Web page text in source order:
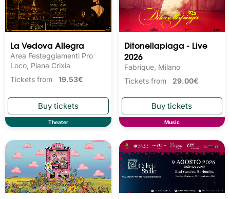
La Vedova Allegra
Area Festeggiamenti Pro
Loco, Piana Crixia
Tickets from 19.53€
Theater
Ditonellapiaga - Live
2026
Fabrique, Milano
Tickets from 29.00€
Music